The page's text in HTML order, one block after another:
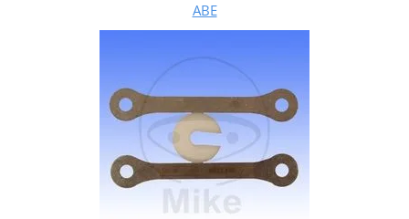
ABE